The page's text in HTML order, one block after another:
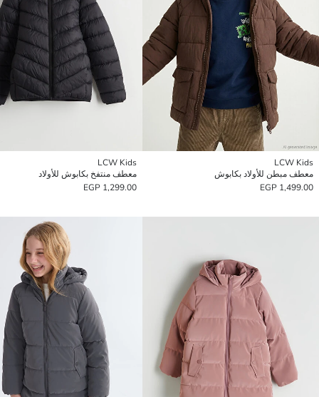
LCW Kids
معطف مبطن للأولاد بكابوش
1,499.00 EGP
LCW Kids
معطف منتفخ بكابوش للأولاد
1,299.00 EGP